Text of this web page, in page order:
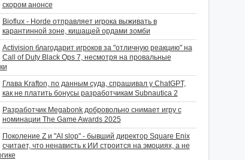
скором анонсе
Bioflux - Horde отправляет игрока выживать в
карантинной зоне, кишащей ордами зомби
Activision благодарит игроков за "отличную реакцию" на
Call of Duty Black Ops 7, несмотря на провальные
Глава Krafton, по данным суда, спрашивал у ChatGPT,
как не платить бонусы разработчикам Subnautica 2
Разработчик Megabonk добровольно снимает игру с
номинации The Game Awards 2025
Поколение Z и "AI slop" - бывший директор Square Enix
считает, что ненависть к ИИ строится на эмоциях, а не